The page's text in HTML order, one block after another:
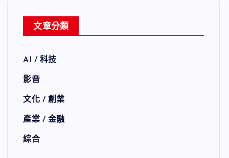
文章分類
AI / 科技
影音
文化 / 創業
產業 / 金融
綜合